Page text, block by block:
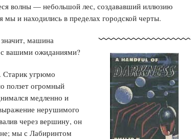
волны — небольшой лес, создававший иллюзию
мы и находились в пределах городской черты.
машина
с вашими ожиданиями?
Старик угрюмо
ползет огромный
медленно и
нерушимого
через вершину, он
мы с Лабиринтом